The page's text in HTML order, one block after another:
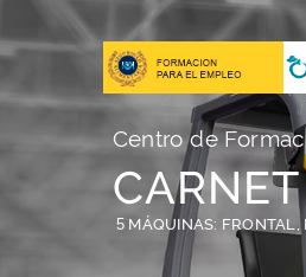
Centro de
5 MÁQUINAS: FRONTAL,